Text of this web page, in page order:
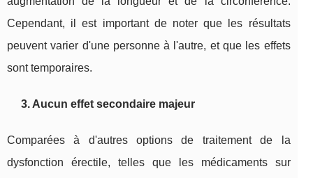
Cependant, il est important de noter que les résultats
peuvent varier d'une personne à l'autre, et que les effets
sont temporaires.
3. Aucun effet secondaire majeur
Comparées à d'autres options de traitement de la
dysfonction érectile, telles que les médicaments sur